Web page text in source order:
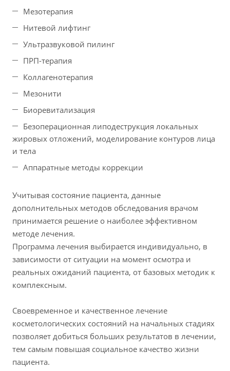
Мезотерапия
Нитевой лифтинг
Ультразвуковой пилинг
ПРП-терапия
Коллагенотерапия
Мезонити
Биоревитализация
Безоперационная липодеструкция локальных
жировых отложений, моделирование контуров лица
и тела
Аппаратные методы коррекции
Учитывая состояние пациента, данные
дополнительных методов обследования врачом
принимается решение о наиболее эффективном
методе лечения.
Программа лечения выбирается индивидуально, в
зависимости от ситуации на момент осмотра и
реальных ожиданий пациента, от базовых методик к
комплексным.
Своевременное и качественное лечение
косметологических состояний на начальных стадиях
позволяет добиться больших результатов в лечении,
тем самым повышая социальное качество жизни
пациента.